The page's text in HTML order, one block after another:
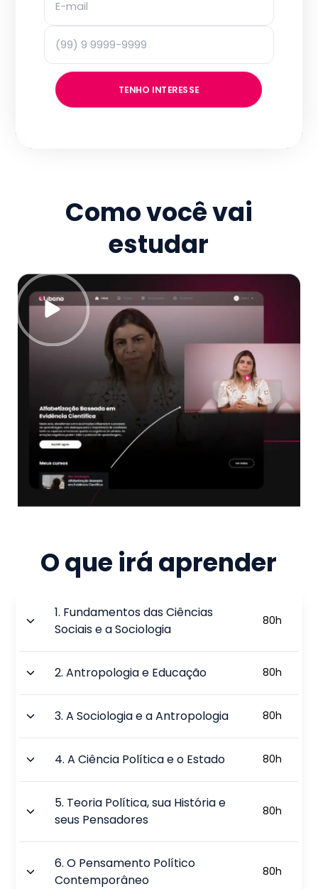
TENHO INTERESSE
Como você vai
estudar
O que irá aprender
1. Fundamentos das Ciências
Sociais e a Sociologia
80h
2.Antropologia e Educação 80h
3.A Sociologia e a Antropologia 80h
4.A Ciência Política e o Estado 80h
5. Teoria Política, sua História e
seus Pensadores
80h
6.O Pensamento Político
Contemporâneo
80h